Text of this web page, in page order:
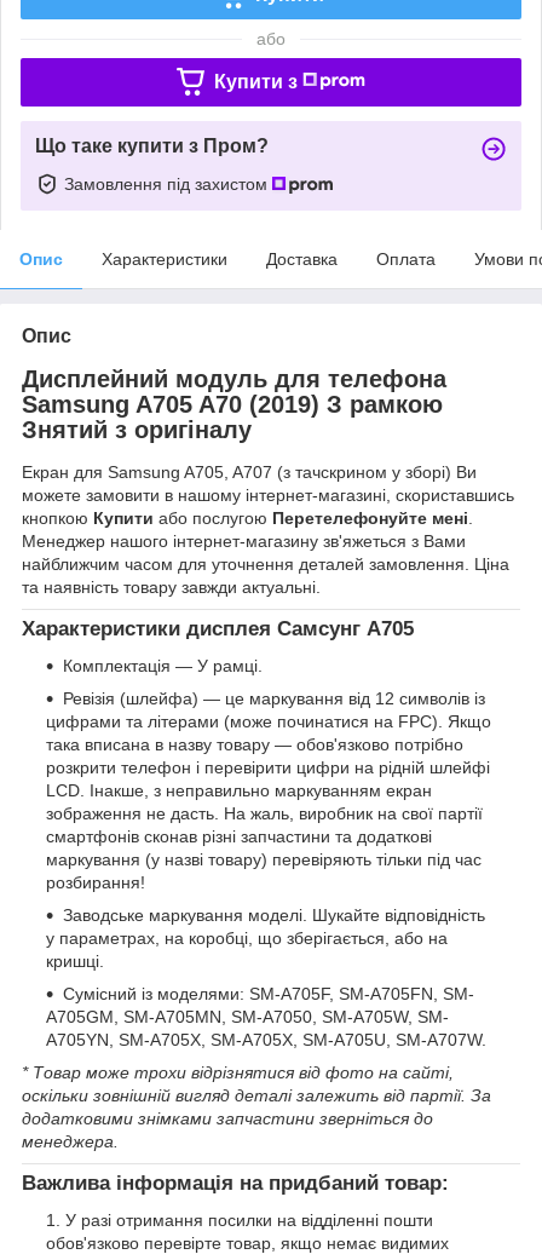
або
Купити з
Що таке купити з Пром?
Замовлення під захистом
Опис Характеристики Доставка Оплата Умови
Опис
Дисплейний модуль для телефона
Samsung A705 A70 (2019) З рамкою
Знятий з оригіналу
Екран для Samsung A705, A707 (з тачскрином у зборі) Ви
можете замовити в нашому інтернет-магазині, скориставшись
кнопкою Купити або послугою Перетелефонуйте мені.
Менеджер нашого інтернет-магазину зв'яжеться з Вами
найближчим часом для уточнення деталей замовлення. Ціна
та наявність товару завжди актуальні.
Характеристики дисплея Самсунг А705
Комплектація — У рамці.
Ревізія (шлейфа) — це маркування від 12 символів із
цифрами та літерами (може починатися на FPC). Якщо
така вписана в назву товару — обов'язково потрібно
розкрити телефон і перевірити цифри на рідній шлейфі
LCD. Інакше, з неправильно маркуванням екран
зображення не дасть. На жаль, виробник на свої партії
смартфонів сконав різні запчастини та додаткові
маркування (у назві товару) перевіряють тільки під час
розбирання!
Заводське маркування моделі. Шукайте відповідність
у параметрах, на коробці, що зберігається, або на
кришці.
Сумісний із моделями: SM-A705F, SM-A705FN, SM-
A705GM, SM-A705MN, SM-A7050, SM-A705W, SM-
A705YN, SM-A705X, SM-A705X, SM-A705U, SM-A707W.
* Товар може трохи відрізнятися від фото на сайті,
оскільки зовнішній вигляд деталі залежить від партії. За
додатковими знімками запчастини зверніться до
менеджера.
Важлива інформація на придбаний товар:
У разі отримання посилки на відділенні пошти
обов'язково перевірте товар, якщо немає видимих